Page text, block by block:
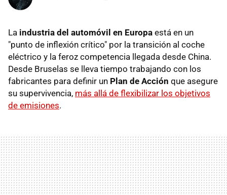
La industria del automóvil en Europa está en un
"punto de inflexión crítico" por la transición al coche
eléctrico y la feroz competencia llegada desde China.
Desde Bruselas se lleva tiempo trabajando con los
fabricantes para definir un Plan de Acción que asegure
su supervivencia, más allá de flexibilizar los objetivos
de emisiones.